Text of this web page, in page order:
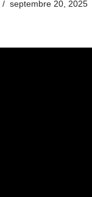
septembre 20, 2025